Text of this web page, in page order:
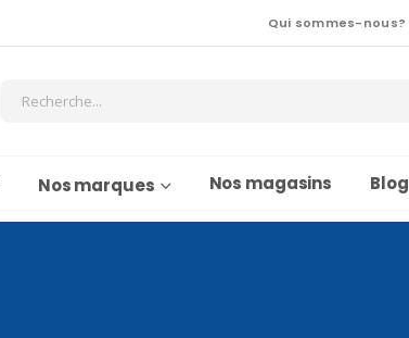
Qui sommes-nous?
Nos marques Nos magasins Blog